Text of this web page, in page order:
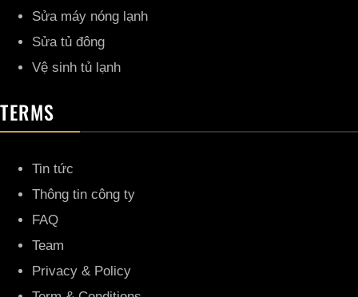
Sửa máy nóng lạnh
Sửa tủ đông
Vệ sinh tủ lạnh
TERMS
Tin tức
Thông tin công ty
FAQ
Team
Privacy & Policy